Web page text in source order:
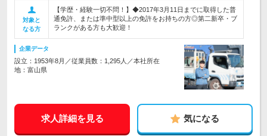
対象と
なる方
【学歴・経験一切不問！】◆2017年3月11日までに取得した普
通免許、または準中型以上の免許をお持ちの方◎第二新卒・ブ
ランクがある方も大歓迎！
企業データ
設立：1953年8月／従業員数：1,295人／本社所在
地：富山県
求人詳細を見る 気になる